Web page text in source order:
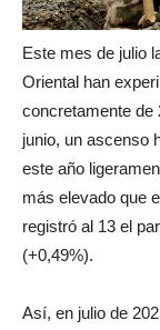
Este mes de julio
Oriental han
concretamente de
junio, un ascenso
este año
más elevado que
registró al 13 el
(+0,49%).
Así, en julio de